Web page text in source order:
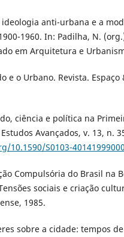
ideologia anti-urbana e a
1960. In: Padilha, N.
em Arquitetura e
e o Urbano. Revista. Espaço
ciência e política na
Avançados, v. 13, n.
10.1590/S0103-
Compulsória do Brasil na
sociais e criação
1985.
sobre a cidade: tempos